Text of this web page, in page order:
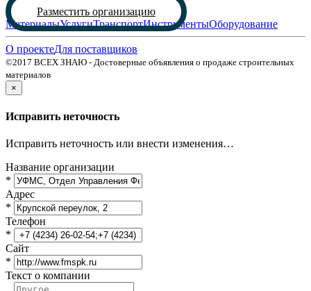
Разместить организацию
МатериалыУслугиТранспортИнструментыОборудование
О проектеДля поставщиков
©2017 ВСЕХ ЗНАЮ - Достоверные объявления о продаже строительных
материалов
×
Исправить неточность
Исправить неточность или внести изменения…
Название организации
*
Адрес
*
Телефон
*
Сайт
*
Текст о компании